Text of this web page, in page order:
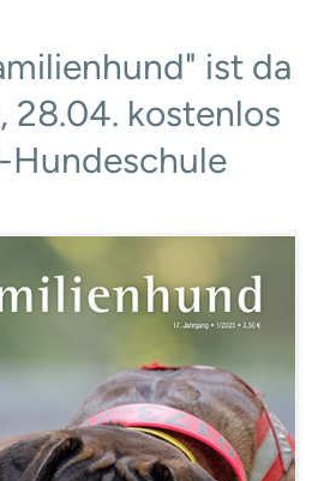
Satzung
Leitbild
Ausbildungsrat
Mitgliedervertreter
Fördermitgliedschaft
ordentliche Mitgliedschaft
Qualitätskriterien
ist da
28.04. kostenlos
Hundeschule